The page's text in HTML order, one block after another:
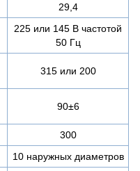
29,4
225 или 145 В частотой
50 Гц
315 или 200
90±6
300
10 наружных диаметров